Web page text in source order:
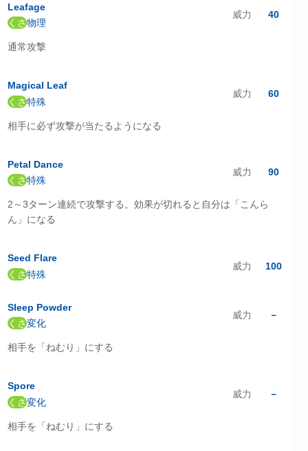
Leafage
くさ物理
威力 40
通常攻撃
Magical Leaf
くさ特殊
威力 60
相手に必ず攻撃が当たるようになる
Petal Dance
くさ特殊
威力 90
2～3ターン連続で攻撃する。効果が切れると自分は「こんら
ん」になる
Seed Flare
くさ特殊
威力 100
Sleep Powder
くさ変化
威力 －
相手を「ねむり」にする
Spore
くさ変化
威力 －
相手を「ねむり」にする